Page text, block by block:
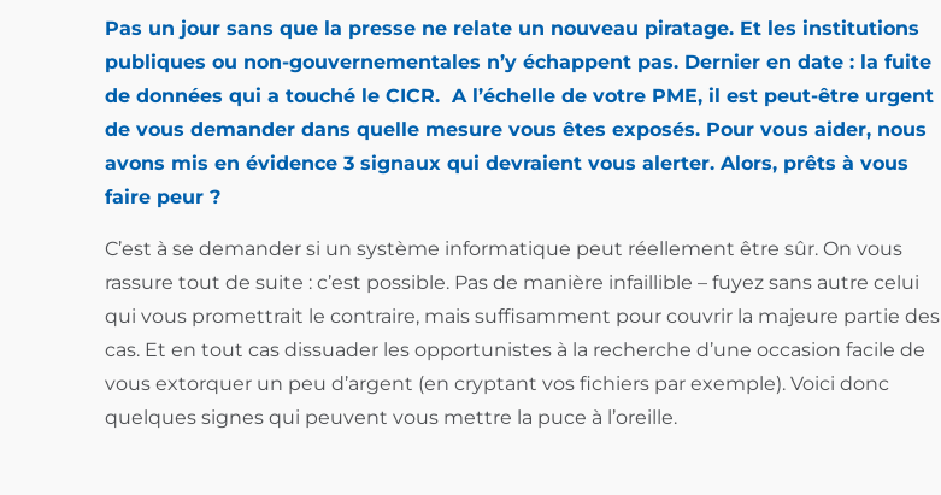
Pas un jour sans que la presse ne relate un nouveau piratage. Et les institutions
publiques ou non-gouvernementales n’y échappent pas. Dernier en date : la fuite
de données qui a touché le CICR. A l’échelle de votre PME, il est peut-être urgent
de vous demander dans quelle mesure vous êtes exposés. Pour vous aider, nous
avons mis en évidence 3 signaux qui devraient vous alerter. Alors, prêts à vous
faire peur ?
C’est à se demander si un système informatique peut réellement être sûr. On vous
rassure tout de suite : c’est possible. Pas de manière infaillible – fuyez sans autre celui
qui vous promettrait le contraire, mais suffisamment pour couvrir la majeure partie des
cas. Et en tout cas dissuader les opportunistes à la recherche d’une occasion facile de
vous extorquer un peu d’argent (en cryptant vos fichiers par exemple). Voici donc
quelques signes qui peuvent vous mettre la puce à l’oreille.